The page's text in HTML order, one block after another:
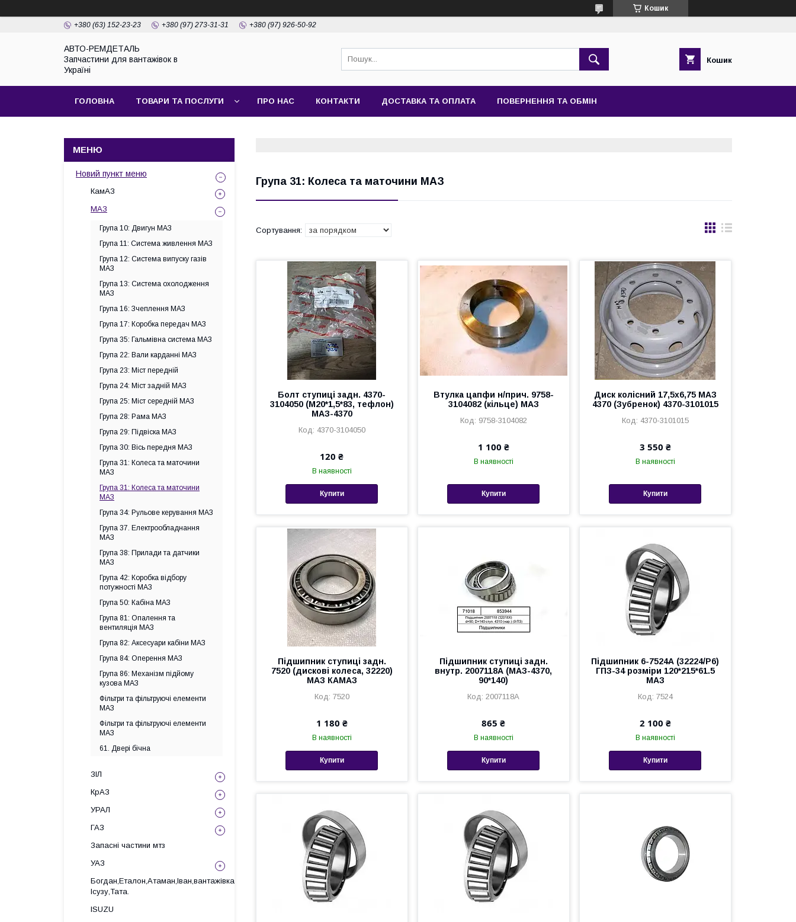
Кошик
+380 (63) 152-23-23 +380 (97) 273-31-31 +380 (97) 926-50-92
АВТО-РЕМДЕТАЛЬ
Запчастини для вантажівок в
Україні
Кошик
ГОЛОВНА ТОВАРИ ТА ПОСЛУГИ ПРО НАС КОНТАКТИ ДОСТАВКА ТА ОПЛАТА ПОВЕРНЕННЯ ТА ОБМІН
Група 31: Колеса та маточини МАЗ
Болт ступиці задн. 4370-
3104050 (М20*1,5*83, тефлон)
МАЗ-4370
4370-3104050
120 ₴
В наявності
Купити
Втулка цапфи н/прич. 9758-
3104082 (кільце) МАЗ
9758-3104082
1 100 ₴
В наявності
Купити
Диск колісний 17,5х6,75 МАЗ
4370 (Зубренок) 4370-3101015
4370-3101015
3 550 ₴
В наявності
Купити
Підшипник ступиці задн.
7520 (дискові колеса, 32220)
МАЗ КАМАЗ
7520
1 180 ₴
В наявності
Купити
Підшипник ступиці задн.
внутр. 2007118А (МАЗ-4370,
90*140)
2007118А
865 ₴
В наявності
Купити
Підшипник 6-7524А (32224/P6)
ГПЗ-34 розміри 120*215*61.5
МАЗ
7524
2 100 ₴
В наявності
Купити
Новий пункт меню
КамАЗ
МАЗ
Група 10: Двигун МАЗ
Група 11: Система живлення МАЗ
Група 12: Система випуску газів
МАЗ
Група 13: Система охолодження
МАЗ
Група 16: Зчеплення МАЗ
Група 17: Коробка передач МАЗ
Група 35: Гальмівна система МАЗ
Група 22: Вали карданні МАЗ
Група 23: Міст передній
Група 24: Міст задній МАЗ
Група 25: Міст середній МАЗ
Група 28: Рама МАЗ
Група 29: Підвіска МАЗ
Група 30: Вісь передня МАЗ
Група 31: Колеса та маточини
МАЗ
Група 31: Колеса та маточини
МАЗ
Група 34: Рульове керування МАЗ
Група 37. Електрообладнання
МАЗ
Група 38: Прилади та датчики
МАЗ
Група 42: Коробка відбору
потужності МАЗ
Група 50: Кабіна МАЗ
Група 81: Опалення та
вентиляція МАЗ
Група 82: Аксесуари кабіни МАЗ
Група 84: Оперення МАЗ
Група 86: Механізм підйому
кузова МАЗ
Фільтри та фільтруючі елементи
МАЗ
Фільтри та фільтруючі елементи
МАЗ
61. Двері бічна
ЗІЛ
КрАЗ
УРАЛ
ГАЗ
Запасні частини мтз
УАЗ
Богдан,Еталон,Атаман,Іван,вантажівка
Ісузу,Тата.
ISUZU